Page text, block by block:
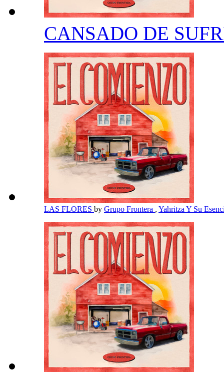
CANSADO DE
LAS FLORES by Grupo Frontera , Yahritza Y Su